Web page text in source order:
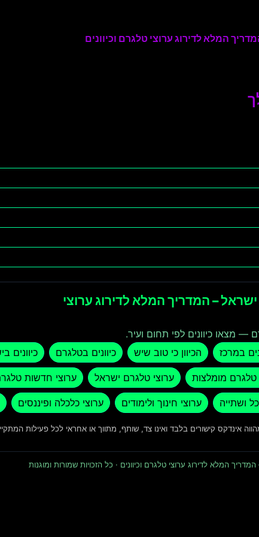
המלא לדירוג ערוצי טלגרם וכיוונים
ישראל – המדריך המלא לדירוג ערוצי
— מצאו כיוונים לפי תחום ועיר.
במרכז הכיוון כי טוב שיש כיוונים בטלגרם כיוונים
טלגרם מומלצות ערוצי טלגרם ישראל ערוצי חדשות
ושתייה ערוצי חינוך ולימודים ערוצי כלכלה ופיננסים
אינדקס קישורים בלבד ואינו צד, שותף, מתווך או אחראי לכל פעילות